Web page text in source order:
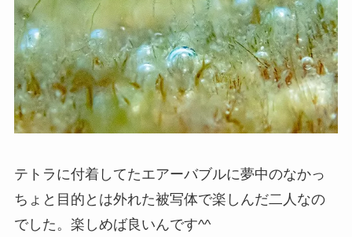
テトラに付着してたエアーバブルに夢中のなかっ
ちょと目的とは外れた被写体で楽しんだ二人なの
でした。楽しめば良いんです^^